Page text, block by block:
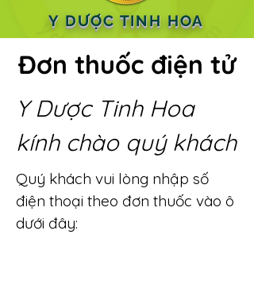
Y DƯỢC TINH HOA
Đơn thuốc điện tử
Y Dược Tinh Hoa
kính chào quý khách
Quý khách vui lòng nhập số
điện thoại theo đơn thuốc vào ô
dưới đây: